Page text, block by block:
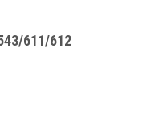
611/612